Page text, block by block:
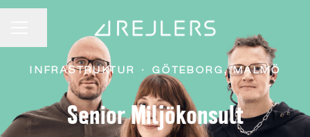
KARRIÄRMENY
Dela sidan
INFRASTRUKTUR · GÖTEBORG, MALMÖ
Senior Miljökonsult